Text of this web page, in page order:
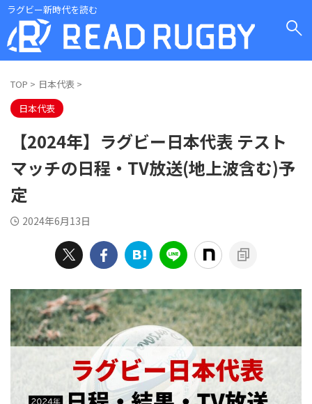
ラグビー新時代を読む
TOP > 日本代表 >
日本代表
【2024年】ラグビー日本代表 テスト
マッチの日程・TV放送(地上波含む)予
定
2024年6月13日